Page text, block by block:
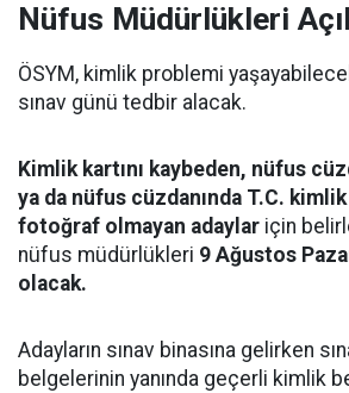
Nüfus Müdürlükleri
ÖSYM, kimlik problemi
sınav günü tedbir alacak.
Kimlik kartını kaybeden, nüfus
ya da nüfus cüzdanında T.C.
fotoğraf olmayan adaylar için
nüfus müdürlükleri 9 Ağustos
olacak.
Adayların sınav binasına gelirken
belgelerinin yanında geçerli kimlik